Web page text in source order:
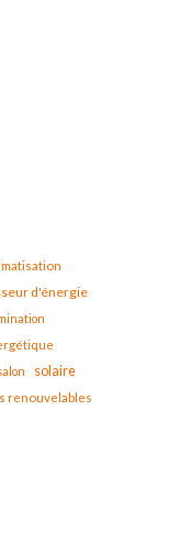
d'énergie
solaire
renouvelables